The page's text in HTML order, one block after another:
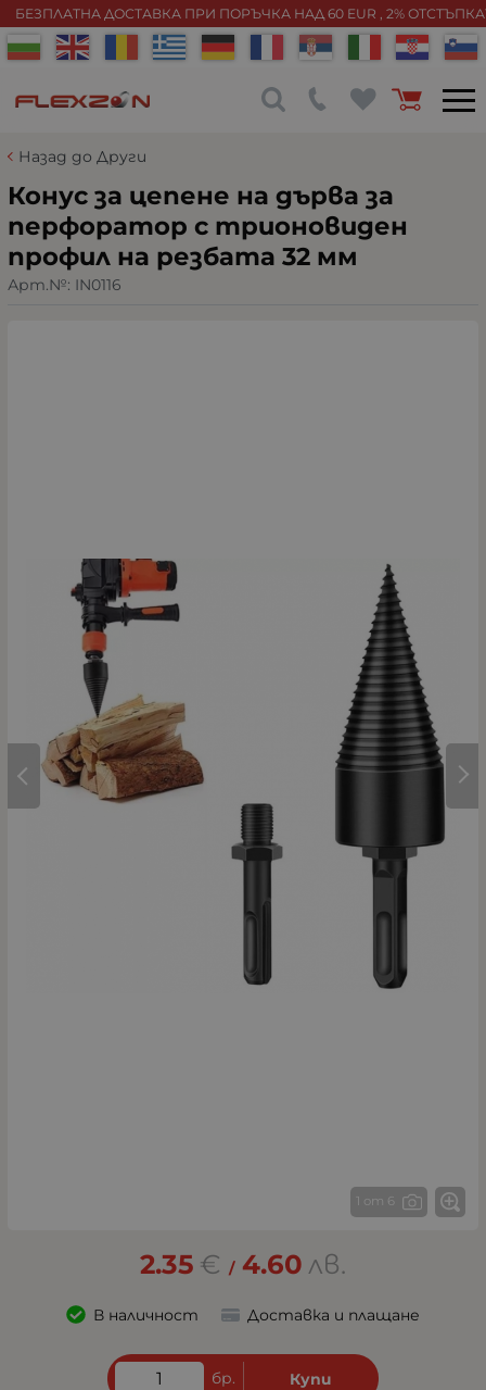
БЕЗПЛАТНА ДОСТАВКА ПРИ ПОРЪЧКА НАД 60 EUR , 2%
Назад до Други
Конус за цепене на дърва за
перфоратор с трионовиден
профил на резбата 32 мм
Арт.№: IN0116
1 от 6
2.35 € / 4.60 лв.
В наличност Доставка и плащане
бр. Купи